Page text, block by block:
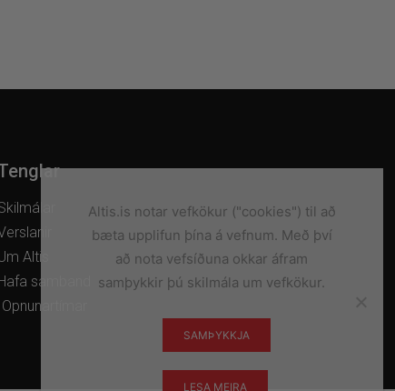
Altis
samband
Opnunartímar
Altis.is notar vefkökur ("cookies") til að
bæta upplifun þína á vefnum. Með því
að nota vefsíðuna okkar áfram
samþykkir þú skilmála um vefkökur.
SAMÞYKKJA
LESA MEIRA